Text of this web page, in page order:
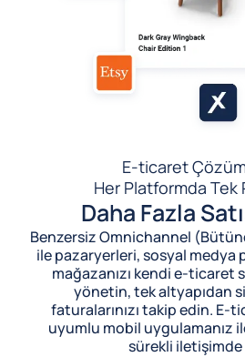
E-ticaret
Her Platformda Tek
Daha Fazla
Benzersiz Omnichannel
ile pazaryerleri, sosyal medya
mağazanızı kendi e-ticaret
yönetin, tek altyapıdan
faturalarınızı takip edin. E-
uyumlu mobil uygulamanız
sürekli iletişimde